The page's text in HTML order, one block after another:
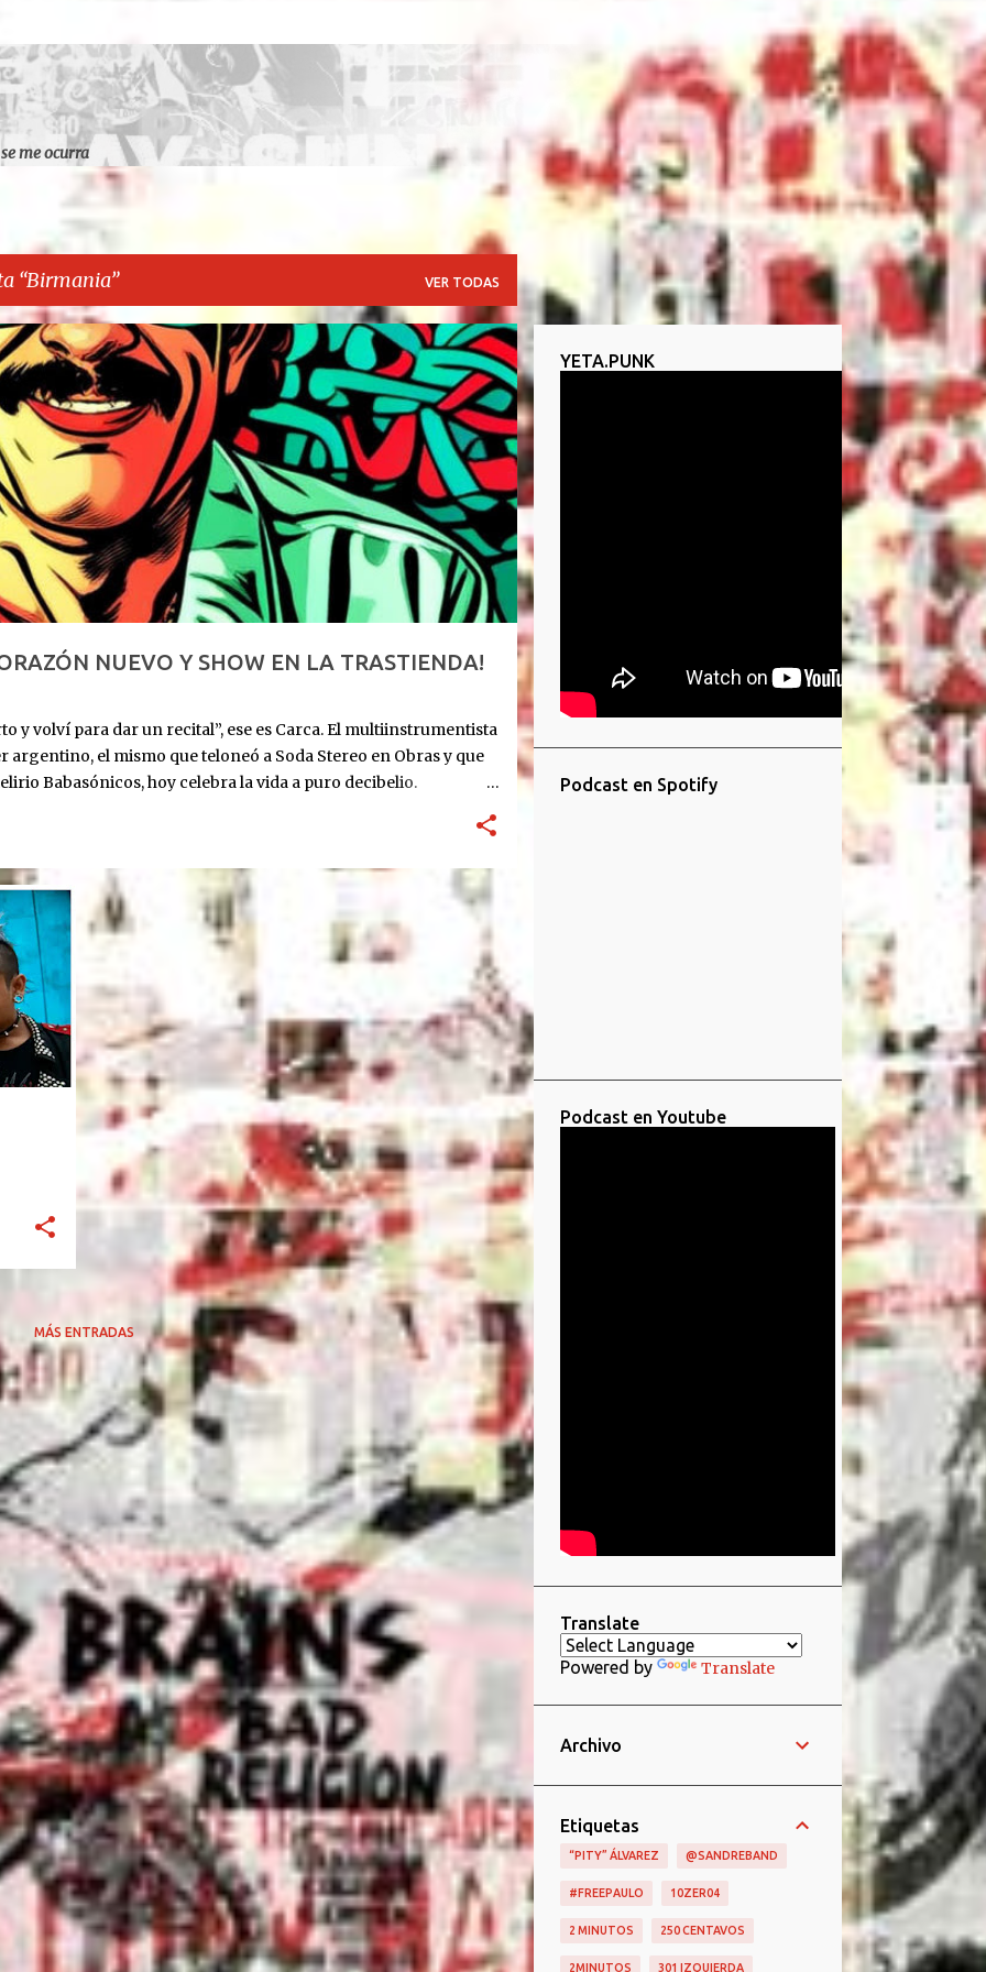
me ocurra
Birmania VER TODAS
NUEVO Y SHOW EN LA TRASTIENDA!
y volví para dar un recital”, ese es Carca. El multiinstrumentista
argentino, el mismo que teloneó a Soda Stereo en Obras y que
Babasónicos, hoy celebra la vida a puro decibelio.
Lo reviven. Sube al puesto 1 de la lista de trasplante. 11 de
sale el álbum. HOY, 6/11, 21 hs: La Trastienda. Su primer
que estoy vivo, no presentar un disco que ya todos
todavía con la cicatriz fresca pero la púa en la mano.
MÁS ENTRADAS
YETA.PUNK
Podcast en Spotify
Podcast en Youtube
Translate
Powered by Translate
Archivo
Etiquetas
“PITY” ÁLVAREZ @SANDREBAND
#FREEPAULO 10ZER04
2 MINUTOS 250 CENTAVOS
2MINUTOS 301 IZQUIERDA